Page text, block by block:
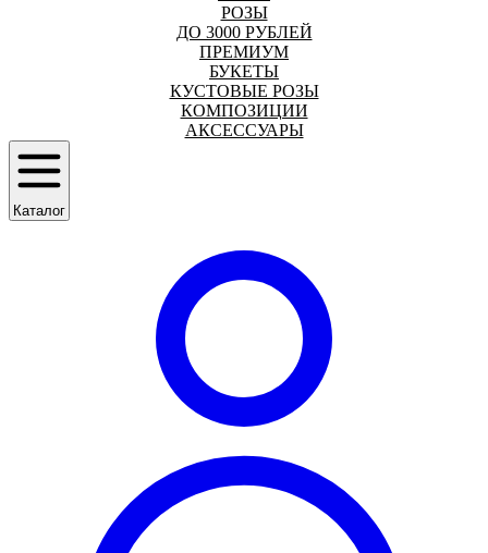
РОЗЫ
ДО 3000 РУБЛЕЙ
ПРЕМИУМ
БУКЕТЫ
КУСТОВЫЕ РОЗЫ
КОМПОЗИЦИИ
АКСЕССУАРЫ
Каталог